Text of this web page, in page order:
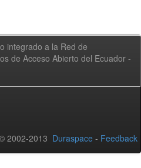
integrado a la Red de
de Acceso Abierto del Ecuador -
2002-2013 Duraspace - Feedback